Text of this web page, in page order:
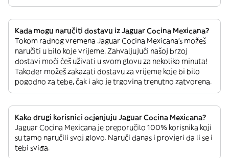
Kada mogu naručiti dostavu iz Jaguar Cocina Mexicana?
Tokom radnog vremena Jaguar Cocina Mexicana’s možeš
naručiti u bilo koje vrijeme. Zahvaljujući našoj brzoj
dostavi moći ćeš uživati u svom glovu za nekoliko minuta!
Također možeš zakazati dostavu za vrijeme koje bi bilo
pogodno za tebe, čak i ako je trgovina trenutno zatvorena.
Kako drugi korisnici ocjenjuju Jaguar Cocina Mexicana?
Jaguar Cocina Mexicana je preporučilo 100% korisnika koji
su tamo naručili svoj glovo. Naruči danas i provjeri da li se i
tebi sviđa.